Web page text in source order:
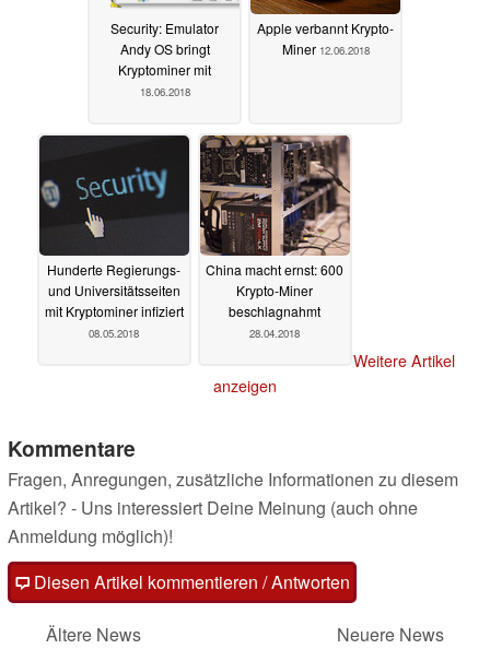
Security: Emulator
Andy OS bringt
Kryptominer mit
18.06.2018
Apple verbannt Krypto-
Miner 12.06.2018
Hunderte Regierungs-
und Universitätsseiten
mit Kryptominer infiziert
08.05.2018
China macht ernst: 600
Krypto-Miner
beschlagnahmt
28.04.2018
Weitere Artikel
anzeigen
Kommentare
Fragen, Anregungen, zusätzliche Informationen zu diesem
Artikel? - Uns interessiert Deine Meinung (auch ohne
Anmeldung möglich)!
Diesen Artikel kommentieren / Antworten
Ältere News
Neuere News